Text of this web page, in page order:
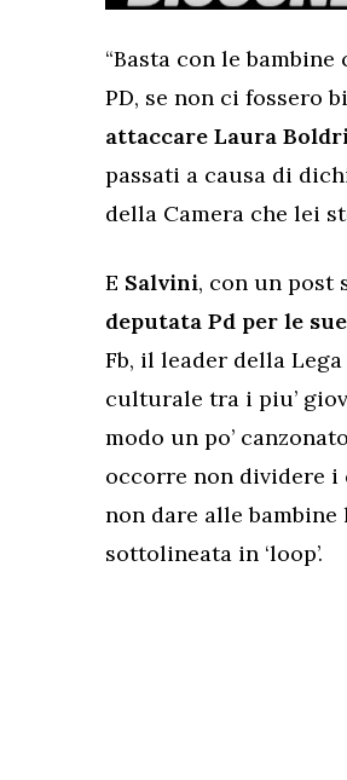
“Basta con le
PD, se non ci fossero
attaccare Laura
passati a causa di
della Camera che lei
E Salvini, con un post
deputata Pd per le
Fb, il leader della
culturale tra i piu’
modo un po’
occorre non dividere i
non dare alle bambine
sottolineata in ‘loop’.